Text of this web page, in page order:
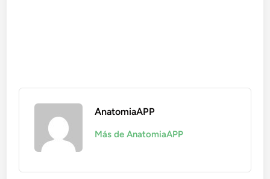
AnatomiaAPP
Más de AnatomiaAPP